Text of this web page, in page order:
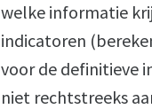
welke informatie
indicatoren
voor de definitieve
niet rechtstreeks